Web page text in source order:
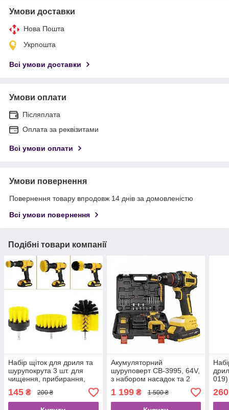
Умови доставки
Нова Пошта
Укрпошта
Всі умови доставки
Умови оплати
Післяплата
Оплата за реквізитами
Всі умови оплати
Умови повернення
Повернення товару впродовж 14 днів за домовленістю
Всі умови повернення
Подібні товари компанії
Набір щіток для дриля та
шурупокрута 3 шт. для
чищення, прибирання,
хімчистки (DS-01)
145 ₴ 200 ₴
Акумуляторний
шуруповерт CB-3995, 64V,
з набором насадок та 2
акумуляторами
1 199₴ 1 500 ₴
019)
260